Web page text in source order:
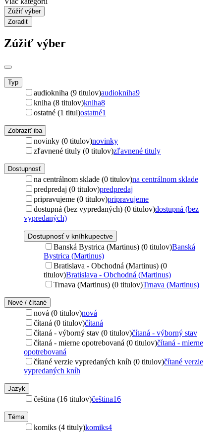
Zúžiť výber
Zoradiť
Zúžiť výber
Typ
audiokniha (9 titulov)audiokniha9
kniha (8 titulov)kniha8
ostatné (1 titul)ostatné1
Zobraziť iba
novinky (0 titulov)novinky
zľavnené tituly (0 titulov)zľavnené tituly
Dostupnosť
na centrálnom sklade (0 titulov)na centrálnom sklade
predpredaj (0 titulov)predpredaj
pripravujeme (0 titulov)pripravujeme
dostupná (bez vypredaných) (0 titulov)dostupná (bez
vypredaných)
Dostupnosť v kníhkupectve
Banská Bystrica (Martinus) (0 titulov)Banská
Bystrica (Martinus)
Bratislava - Obchodná (Martinus) (0
titulov)Bratislava - Obchodná (Martinus)
Trnava (Martinus) (0 titulov)Trnava (Martinus)
Nové / čítané
nová (0 titulov)nová
čítaná (0 titulov)čítaná
čítaná - výborný stav (0 titulov)čítaná - výborný stav
čítaná - mierne opotrebovaná (0 titulov)čítaná - mierne
opotrebovaná
čítané verzie vypredaných kníh (0 titulov)čítané verzie
vypredaných kníh
Jazyk
čeština (16 titulov)čeština16
Téma
komiks (4 tituly)komiks4